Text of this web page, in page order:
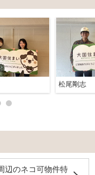
松尾剛志
辺のネコ可物件特